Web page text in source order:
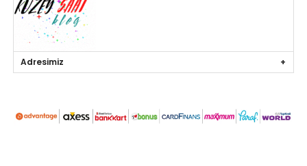
Adresimiz